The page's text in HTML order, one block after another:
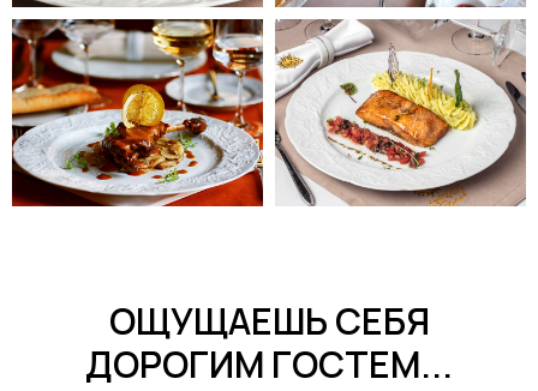
ОЩУЩАЕШЬ СЕБЯ
ДОРОГИМ ГОСТЕМ...